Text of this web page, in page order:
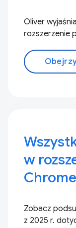
Oliver
rozszerzenie
w
Zobacz
z 2025 r.